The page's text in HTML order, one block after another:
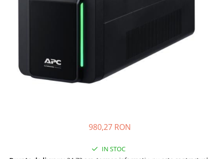
Incarcatoare acumulatori
Accesorii
MPPT
980,27 RON
IN STOC